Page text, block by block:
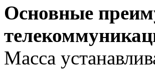
Основные
Масса